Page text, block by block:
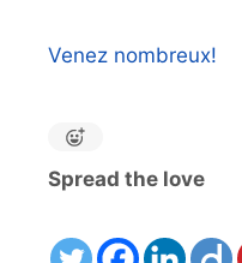
Venez nombreux!
Spread the love